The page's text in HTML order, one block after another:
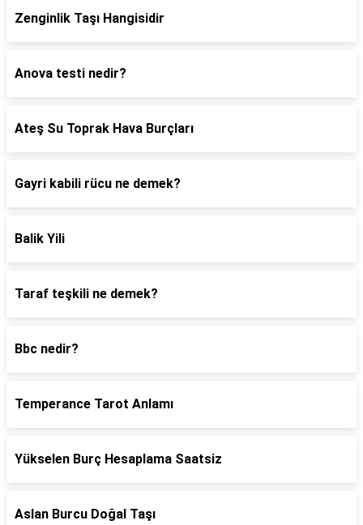
Zenginlik Taşı Hangisidir
Anova testi nedir?
Ateş Su Toprak Hava Burçları
Gayri kabili rücu ne demek?
Balik Yili
Taraf teşkili ne demek?
Bbc nedir?
Temperance Tarot Anlamı
Yükselen Burç Hesaplama Saatsiz
Aslan Burcu Doğal Taşı